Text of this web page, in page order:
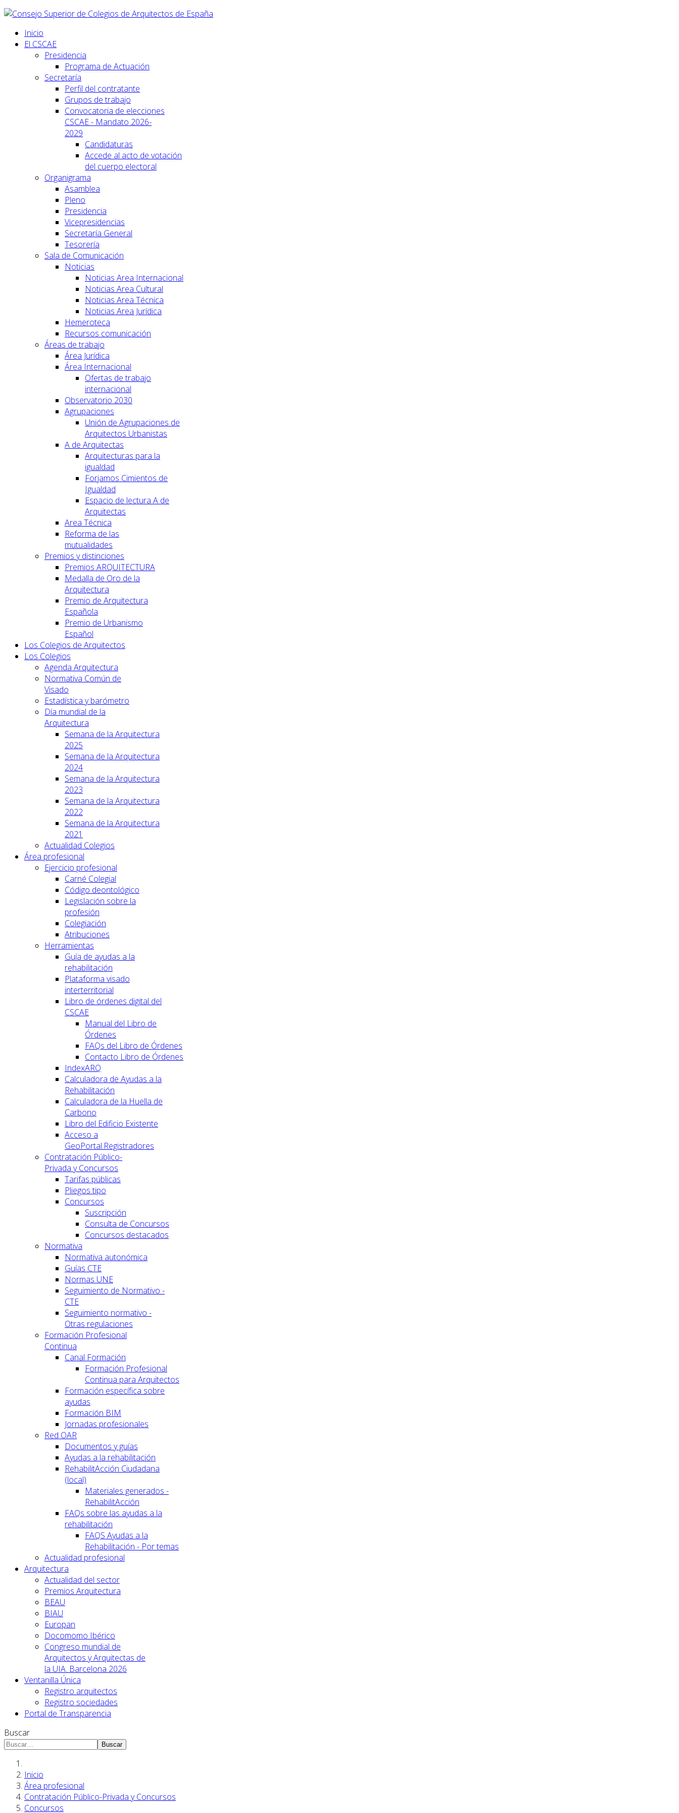
Inicio
El CSCAE
Presidencia
Programa de Actuación
Secretaría
Perfil del contratante
Grupos de trabajo
Convocatoria de elecciones
CSCAE - Mandato 2026-
2029
Candidaturas
Accede al acto de votación
del cuerpo electoral
Organigrama
Asamblea
Pleno
Presidencia
Vicepresidencias
Secretaría General
Tesorería
Sala de Comunicación
Noticias
Noticias Area Internacional
Noticias Area Cultural
Noticias Area Técnica
Noticias Area Jurídica
Hemeroteca
Recursos comunicación
Áreas de trabajo
Área Jurídica
Área Internacional
Ofertas de trabajo
internacional
Observatorio 2030
Agrupaciones
Unión de Agrupaciones de
Arquitectos Urbanistas
A de Arquitectas
Arquitecturas para la
igualdad
Forjamos Cimientos de
Igualdad
Espacio de lectura A de
Arquitectas
Area Técnica
Reforma de las
mutualidades
Premios y distinciones
Premios ARQUITECTURA
Medalla de Oro de la
Arquitectura
Premio de Arquitectura
Española
Premio de Urbanismo
Español
Los Colegios de Arquitectos
Los Colegios
Agenda Arquitectura
Normativa Común de
Visado
Estadística y barómetro
Día mundial de la
Arquitectura
Semana de la Arquitectura
2025
Semana de la Arquitectura
2024
Semana de la Arquitectura
2023
Semana de la Arquitectura
2022
Semana de la Arquitectura
2021
Actualidad Colegios
Área profesional
Ejercicio profesional
Carné Colegial
Código deontológico
Legislación sobre la
profesión
Colegiación
Atribuciones
Herramientas
Guía de ayudas a la
rehabilitación
Plataforma visado
interterritorial
Libro de órdenes digital del
CSCAE
Manual del Libro de
Órdenes
FAQs del Libro de Órdenes
Contacto Libro de Órdenes
IndexARQ
Calculadora de Ayudas a la
Rehabilitación
Calculadora de la Huella de
Carbono
Libro del Edificio Existente
Acceso a
GeoPortal.Registradores
Contratación Público-
Privada y Concursos
Tarifas públicas
Pliegos tipo
Concursos
Suscripción
Consulta de Concursos
Concursos destacados
Normativa
Normativa autonómica
Guías CTE
Normas UNE
Seguimiento de Normativo -
CTE
Seguimiento normativo -
Otras regulaciones
Formación Profesional
Continua
Canal Formación
Formación Profesional
Continua para Arquitectos
Formación específica sobre
ayudas
Formación BIM
Jornadas profesionales
Red OAR
Documentos y guías
Ayudas a la rehabilitación
RehabilitAcción Ciudadana
(local)
Materiales generados -
RehabilitAcción
FAQs sobre las ayudas a la
rehabilitación
FAQS Ayudas a la
Rehabilitación - Por temas
Actualidad profesional
Arquitectura
Actualidad del sector
Premios Arquitectura
BEAU
BIAU
Europan
Docomomo Ibérico
Congreso mundial de
Arquitectos y Arquitectas de
la UIA. Barcelona 2026
Ventanilla Única
Registro arquitectos
Registro sociedades
Portal de Transparencia
Buscar
Buscar
Inicio
Área profesional
Contratación Público-Privada y Concursos
Concursos